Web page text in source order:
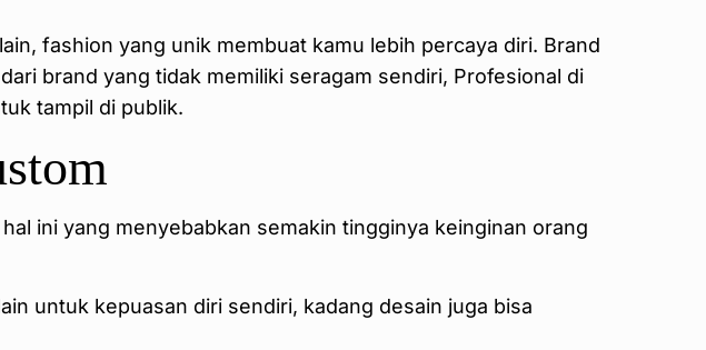
fashion yang unik membuat kamu lebih percaya diri. Brand
brand yang tidak memiliki seragam sendiri, Profesional di
tampil di publik.
ini yang menyebabkan semakin tingginya keinginan orang
untuk kepuasan diri sendiri, kadang desain juga bisa